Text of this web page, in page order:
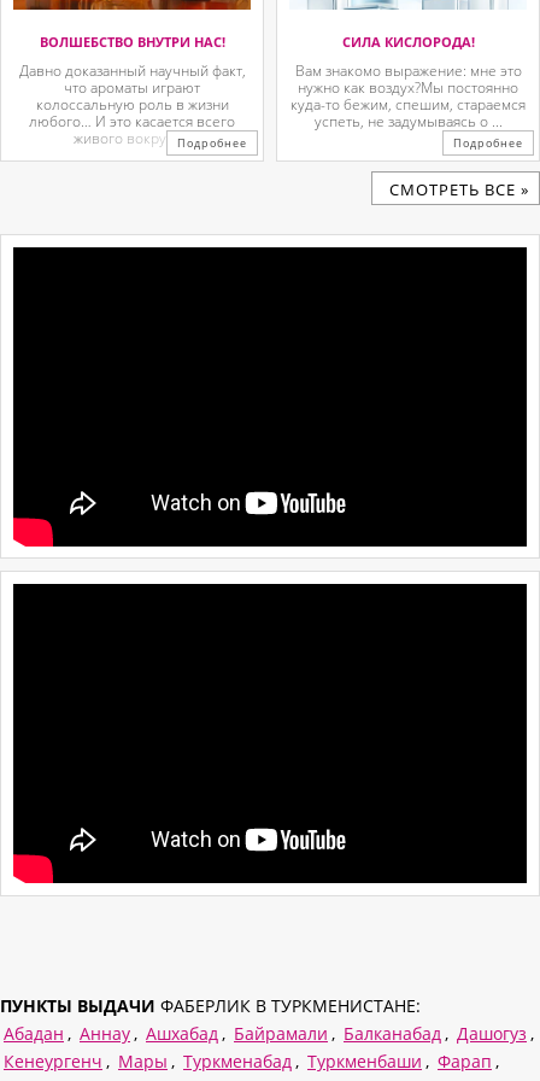
ВОЛШЕБСТВО ВНУТРИ НАС!
Давно доказанный научный факт,
что ароматы играют
колоссальную роль в жизни
любого… И это касается всего
живого вокруг. ...Подробнее
СИЛА КИСЛОРОДА!
Вам знакомо выражение: мне это
нужно как воздух?Мы постоянно
куда-то бежим, спешим, стараемся
успеть, не задумываясь о ...
Подробнее
CМОТРЕТЬ ВСЕ »
ПУНКТЫ ВЫДАЧИ ФАБЕРЛИК В ТУРКМЕНИСТАНЕ:
Абадан , Аннау , Ашхабад , Байрамали , Балканабад , Дашогуз ,
Кенеургенч , Мары , Туркменабад , Туркменбаши , Фарап ,